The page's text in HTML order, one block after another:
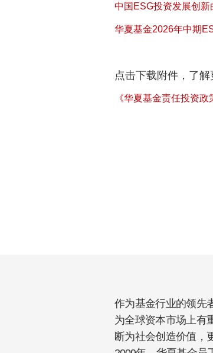
中国ESG投资发展创新
华夏基金2026年中期
点击下载附件，了解
《华夏基金责任投资政
作为基金行业的领先
为全球资本市场上有
断为社会创造价值，